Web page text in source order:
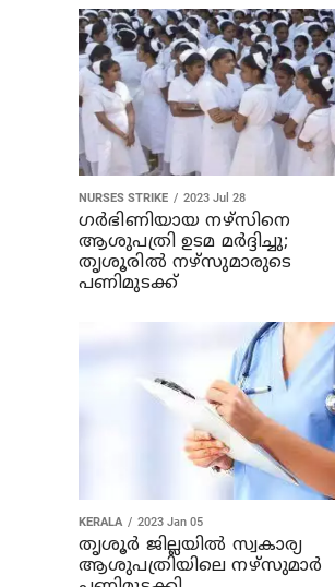
NURSES STRIKE 2023 Jul 28
ഗര്‍ഭിണിയായ നഴ്‌സിനെ
ആശുപത്രി ഉടമ മര്‍ദ്ദിച്ചു;
തൃശൂരില്‍ നഴ്‌സുമാരുടെ
പണിമുടക്ക്
KERALA 2023 Jan 05
തൃശൂര്‍ ജില്ലയില്‍ സ്വകാര്യ
ആശുപത്രിയിലെ നഴ്സുമാര്‍